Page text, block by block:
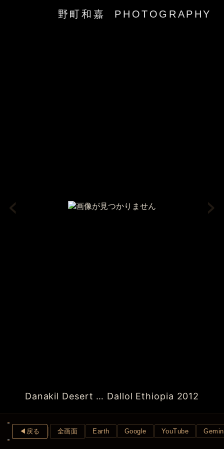
野町和嘉 PHOTOGRAPHY
‹
Danakil Desert … Dallol Ethiopia 2012
›
◀︎戻る 全画面 Earth Google YouTube